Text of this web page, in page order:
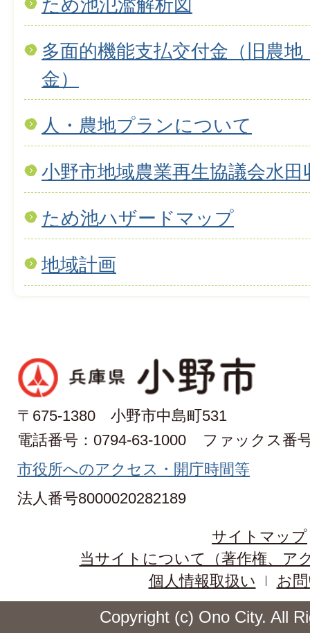
ため池氾濫解析図
多面的機能支払交付金（旧農
金）
人・農地プランについて
小野市地域農業再生協議会水
ため池ハザードマップ
地域計画
〒675-1380 小野市中島町531
電話番号：0794-63-1000
ファックス番
市役所へのアクセス・開庁時間等
法人番号8000020282189
サイトマップ
当サイトについて（著作権、ア
個人情報取扱い
お
Copyright (c) Ono City. All